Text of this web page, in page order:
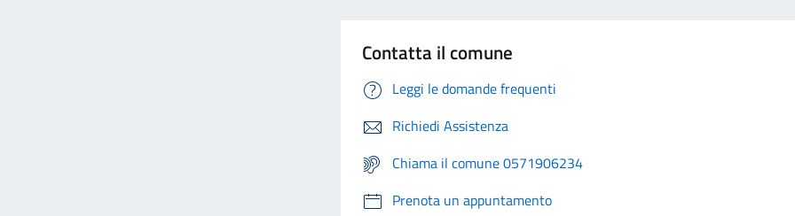
Contatta il comune
Leggi le domande frequenti
Richiedi Assistenza
Chiama il comune 0571906234
Prenota un appuntamento